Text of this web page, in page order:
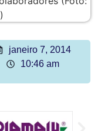
janeiro 7, 2014
10:46 am